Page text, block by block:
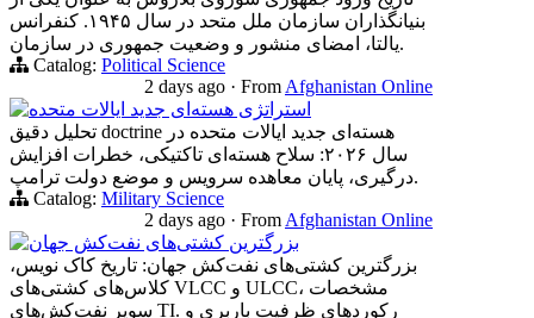
بنیانگذاران سازمان ملل متحد در سال ۱۹۴۵. کنفرانس
یالتا، امضای منشور و وضعیت جمهوری در سازمان.
Catalog: Political Science
2 days ago · From Afghanistan Online
استراتژی هسته‌ای جدید ایالات متحده
تحلیل دقیق doctrine هسته‌ای جدید ایالات متحده در
سال ۲۰۲۶: سلاح هسته‌ای تاکتیکی، خطرات افزایش
درگیری، پایان معاهده سرویس و موضع دولت ترامپ.
Catalog: Military Science
2 days ago · From Afghanistan Online
بزرگترین کشتی‌های نفت‌کش جهان
بزرگترین کشتی‌های نفت‌کش جهان: تاریخ کاک نویس،
کلاس‌های کشتی‌های VLCC و ULCC، مشخصات
سوپر نفت‌کش‌های TI. رکوردهای ظرفیت باربری و